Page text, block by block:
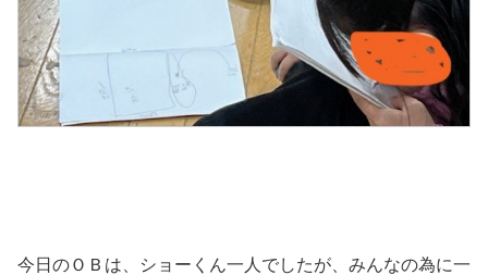
今日のＯＢは、ショーくん一人でしたが、みんなの為に一